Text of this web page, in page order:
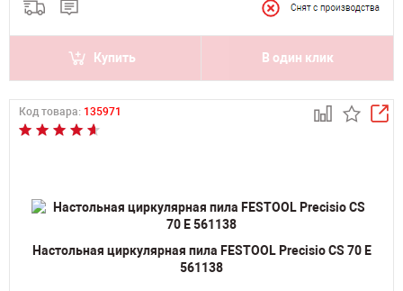
Купить В один клик
Код товара: 135971
Настольная циркулярная пила FESTOOL Precisio CS 70 E
561138